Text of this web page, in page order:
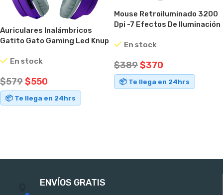
Auriculares Inalámbricos
Gatito Gato Gaming Led Knup
En stock
$579$550
📦 Te llega en 24hrs
Mouse Retroiluminado 3200
Dpi -7 Efectos De Iluminación
En stock
$389$370
📦 Te llega en 24hrs
ENVÍOS GRATIS